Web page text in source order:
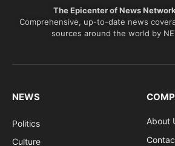
The Epicenter of News
Comprehensive, up-to-date news
sources around the world by
NEWS
Politics
Culture
About